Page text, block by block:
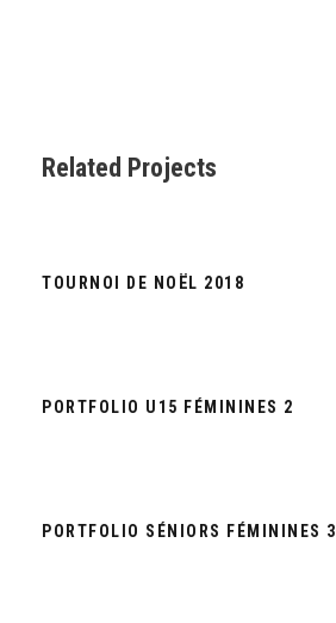
Related Projects
TOURNOI DE NOËL 2018
PORTFOLIO U15 FÉMININES 2
PORTFOLIO SÉNIORS FÉMININES 3